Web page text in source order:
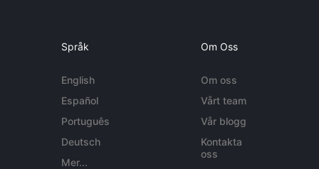
Språk
English
Español
Português
Deutsch
Mer...
Om Oss
Om oss
Vårt team
Vår blogg
Kontakta
oss